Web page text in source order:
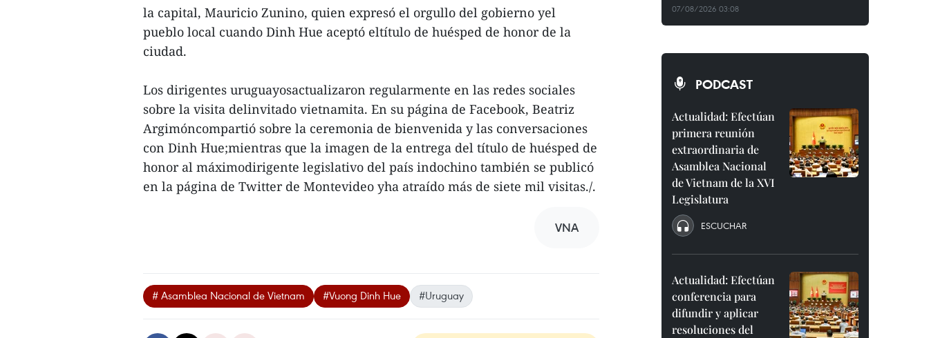
la capital, Mauricio Zunino, quien expresó el orgullo del gobierno yel
pueblo local cuando Dinh Hue aceptó eltítulo de huésped de honor de la
ciudad.
Los dirigentes uruguayosactualizaron regularmente en las redes sociales
sobre la visita delinvitado vietnamita. En su página de Facebook, Beatriz
Argimóncompartió sobre la ceremonia de bienvenida y las conversaciones
con Dinh Hue;mientras que la imagen de la entrega del título de huésped de
honor al máximodirigente legislativo del país indochino también se publicó
en la página de Twitter de Montevideo yha atraído más de siete mil visitas./.
VNA
# Asamblea Nacional de Vietnam #Vuong Dinh Hue #Uruguay
07/08/2026 03:08
PODCAST
Actualidad: Efectúan
primera reunión
extraordinaria de
Asamblea Nacional
de Vietnam de la XVI
Legislatura
ESCUCHAR
Actualidad: Efectúan
conferencia para
difundir y aplicar
resoluciones del